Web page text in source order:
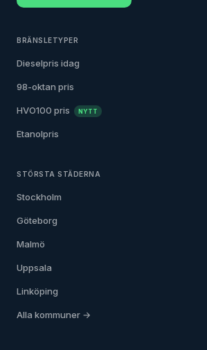
BRÄNSLETYPER
Dieselpris idag
98-oktan pris
HVO100 pris NYTT
Etanolpris
STÖRSTA STÄDERNA
Stockholm
Göteborg
Malmö
Uppsala
Linköping
Alla kommuner →